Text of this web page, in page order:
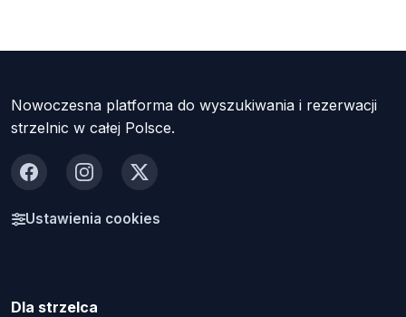
Nowoczesna platforma do wyszukiwania i rezerwacji
strzelnic w całej Polsce.
FacebookInstagram
X
Ustawienia cookies
Dla strzelca